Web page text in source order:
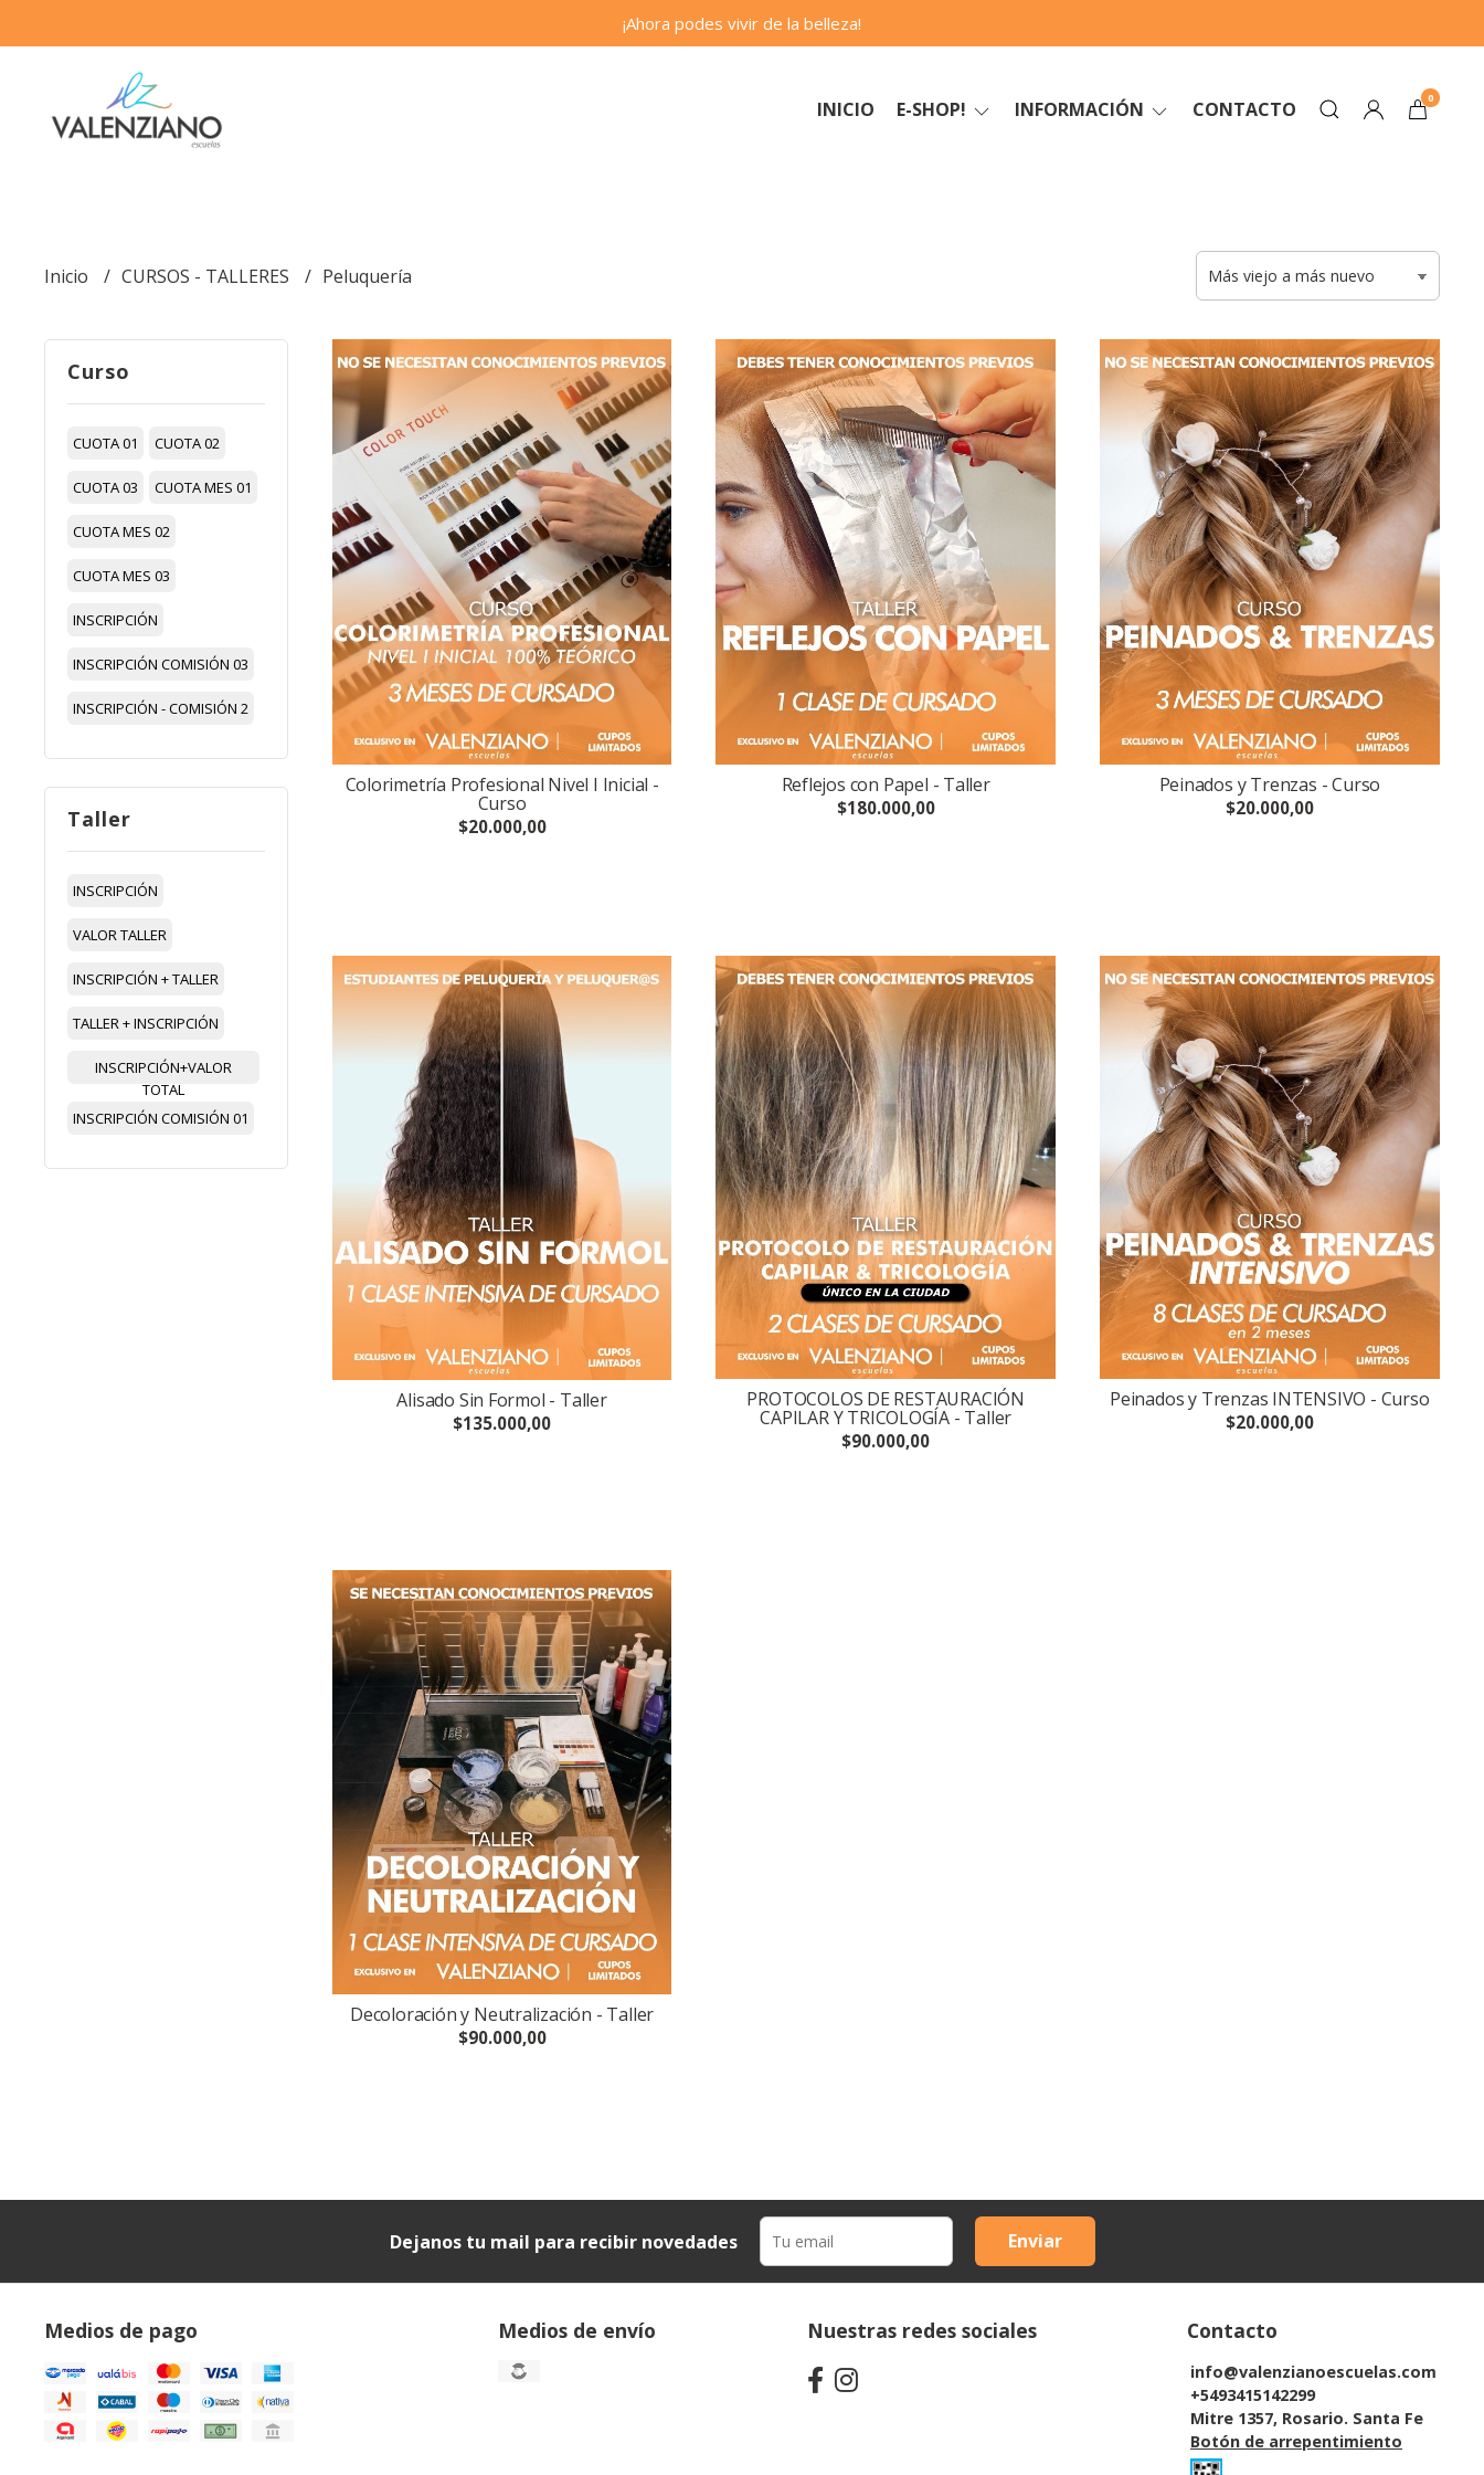
¡Ahora podes vivir de la belleza!
INICIO E-SHOP! INFORMACIÓN CONTACTO 0
Inicio CURSOS - TALLERES Peluquería
Curso
CUOTA 01 CUOTA 02
CUOTA 03 CUOTA MES 01
CUOTA MES 02
CUOTA MES 03
INSCRIPCIÓN
INSCRIPCIÓN COMISIÓN 03
INSCRIPCIÓN - COMISIÓN 2
Taller
INSCRIPCIÓN
VALOR TALLER
INSCRIPCIÓN + TALLER
TALLER + INSCRIPCIÓN
INSCRIPCIÓN+VALOR
TOTAL
INSCRIPCIÓN COMISIÓN 01
Colorimetría Profesional Nivel I Inicial -
Curso
$20.000,00
Reflejos con Papel - Taller
$180.000,00
Peinados y Trenzas - Curso
$20.000,00
Alisado Sin Formol - Taller
$135.000,00
PROTOCOLOS DE RESTAURACIÓN
CAPILAR Y TRICOLOGÍA - Taller
$90.000,00
Peinados y Trenzas INTENSIVO - Curso
$20.000,00
Decoloración y Neutralización - Taller
$90.000,00
Dejanos tu mail para recibir novedades Enviar
Medios de pago Medios de envío Nuestras redes sociales Contacto
info@valenzianoescuelas.com
+5493415142299
Mitre 1357, Rosario. Santa Fe
Botón de arrepentimiento